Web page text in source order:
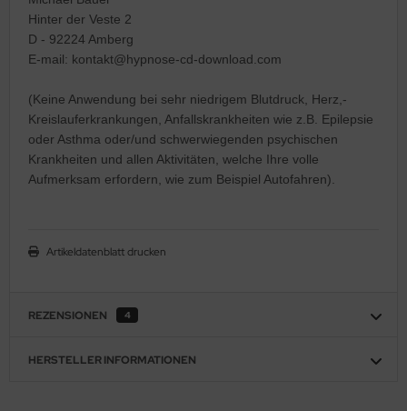
Hinter der Veste 2
D - 92224 Amberg
E-mail: kontakt@hypnose-cd-download.com
(Keine Anwendung bei sehr niedrigem Blutdruck, Herz,-
Kreislauferkrankungen, Anfallskrankheiten wie z.B. Epilepsie
oder Asthma oder/und schwerwiegenden psychischen
Krankheiten und allen Aktivitäten, welche Ihre volle
Aufmerksam erfordern, wie zum Beispiel Autofahren).
Artikeldatenblatt drucken
REZENSIONEN 4
HERSTELLER INFORMATIONEN